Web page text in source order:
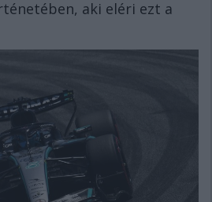
aki eléri ezt a